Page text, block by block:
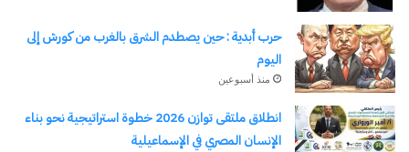
وأوزوريس” من تأليف الشاعر الكبير شوقي حجاب، في
عرض يجمع بين الأسطورة وقيم الخير والنور التي تميز
الحضارة المصرية القديمة.
قطاع المسرح
حرب أبدية : حين يصطدم الشرق بالغرب من كورش إلى
اليوم
منذ أسبوعين
انطلاق ملتقى توازن 2026 خطوة استراتيجية نحو بناء
الإنسان المصري في الإسماعيلية